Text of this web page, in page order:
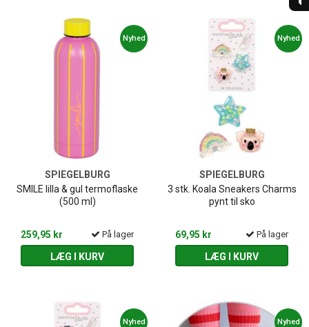
Nyhed
SPIEGELBURG
SMILE lilla & gul termoflaske
(500 ml)
259,95 kr På lager
LÆG I KURV
Nyhed
SPIEGELBURG
3 stk. Koala Sneakers Charms
pynt til sko
69,95 kr På lager
LÆG I KURV
Nyhed Nyhed